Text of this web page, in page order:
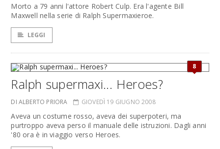
Morto a 79 anni l'attore Robert Culp. Era l'agente Bill
Maxwell nella serie di Ralph Supermaxieroe.
LEGGI
8
Ralph supermaxi... Heroes?
DI ALBERTO PRIORA GIOVEDÌ 19 GIUGNO 2008
Aveva un costume rosso, aveva dei superpoteri, ma
purtroppo aveva perso il manuale delle istruzioni. Dagli anni
'80 ora è in viaggio verso Heroes.